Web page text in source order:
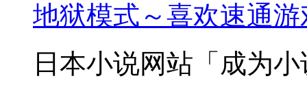
地狱模式～喜欢速通
日本小说网站「成为